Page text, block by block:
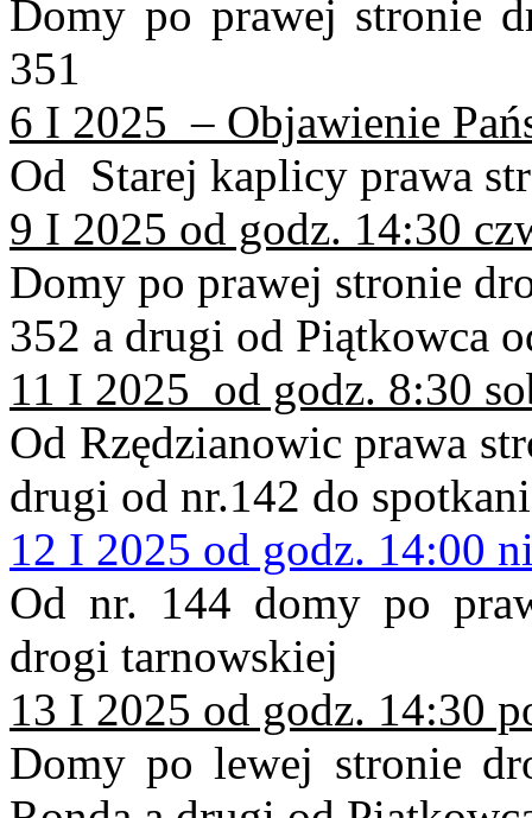
Domy po prawej stronie
351
6 I 2025 – Objawienie
Od Starej kaplicy prawa
9 I 2025 od godz. 14:30
Domy po prawej stronie
352 a drugi od Piątkowca
11 I 2025 od godz. 8:30
Od Rzędzianowic prawa
drugi od nr.142 do
12 I 2025 od godz. 14:00
Od nr. 144 domy po
drogi tarnowskiej
13 I 2025 od godz. 14:30
Domy po lewej stronie